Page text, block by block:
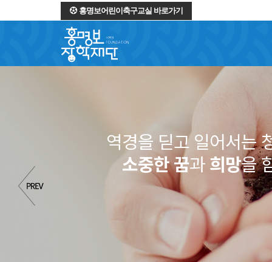
홍명보어린이축구교실 바로가기
역경을 딛고 일어서는
소중한 꿈과희망을